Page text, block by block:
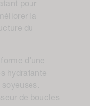
pour
la
du
d’une
hydratante
soyeuses.
de boucles